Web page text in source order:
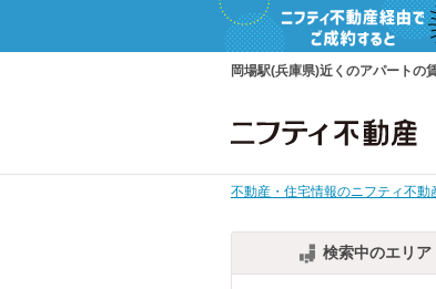
岡場駅(兵庫県)近くのアパートの
不動産・住宅情報のニフティ不動
検索中のエリア